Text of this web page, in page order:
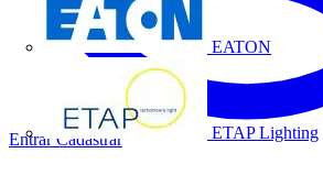
EATON
ETAP Lighting
Entrar Cadastrar